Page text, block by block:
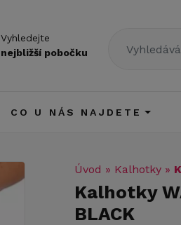
Vyhledejte
nejbližší pobočku
CO U NÁS NAJDETE
Úvod » Kalhotky »
Kalhotky
BLACK